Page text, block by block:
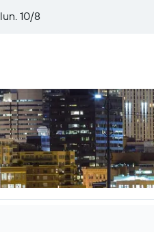
lun. 10/8